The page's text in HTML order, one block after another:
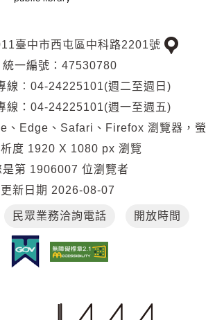
臺中市西屯區中科路2201號
交
位
置
統一編號：47530780
線︰04-24225101(週二至週日)
線：04-24225101(週一至週五)
、Edge、Safari、Firefox 瀏覽器，螢
度 1920 X 1080 px 瀏覽
是第 1906007 位瀏覽者
更新日期 2026-08-07
民眾業務洽詢電話 開放時間